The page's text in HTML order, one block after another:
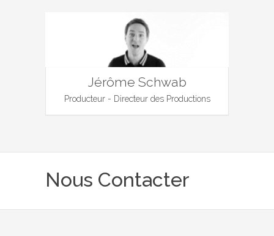
Jérôme Schwab
Producteur - Directeur des Productions
Nous Contacter